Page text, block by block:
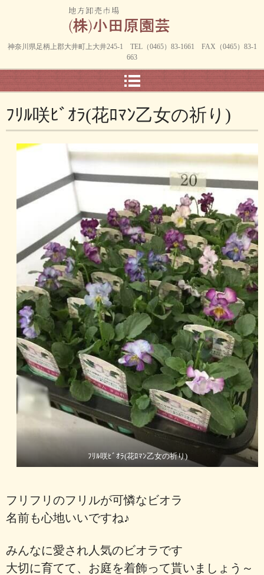
神奈川県足柄上郡大井町上大井245-1 TEL（0465）83-1661 FAX（0465）83-1
663
ﾌﾘﾙ咲ﾋﾞｵﾗ(花ﾛﾏﾝ乙女の祈り)
ﾌﾘﾙ咲ﾋﾞｵﾗ(花ﾛﾏﾝ乙女の祈り)
フリフリのフリルが可憐なビオラ
名前も心地いいですね♪
みんなに愛され人気のビオラです
大切に育てて、お庭を着飾って貰いましょう～